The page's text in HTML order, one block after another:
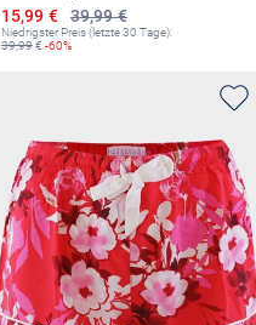
39,99 €
Ermäßigter Preis
15,99 €
Niedrigster Preis (letzte 30 Tage):
39,99€ -60%